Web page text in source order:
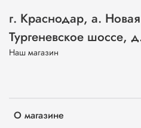
О магазине
г. Краснодар, а.
Тургеневское шоссе,
Наш магазин